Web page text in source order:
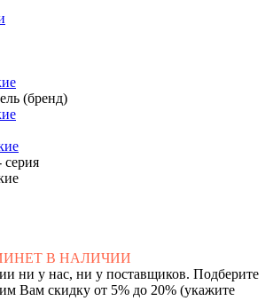
(бренд)
серия
НЕТ В НАЛИЧИИ
ни у нас, ни у поставщиков. Подберите
Вам скидку от 5% до 20% (укажите